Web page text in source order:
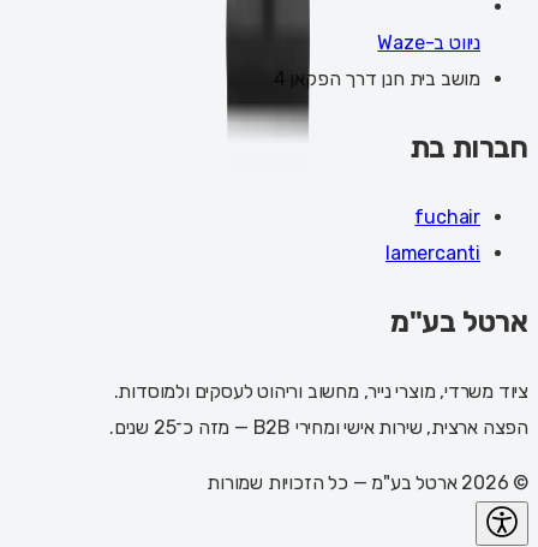
ניווט ב-Waze
מושב בית חנן דרך הפקאן 4
חברות בת
fuchair
lamercanti
ארטל בע"מ
ציוד משרדי, מוצרי נייר, מחשוב וריהוט לעסקים ולמוסדות.
הפצה ארצית, שירות אישי ומחירי B2B — מזה כ־25 שנים.
©
2026 ארטל בע"מ — כל הזכויות שמורות